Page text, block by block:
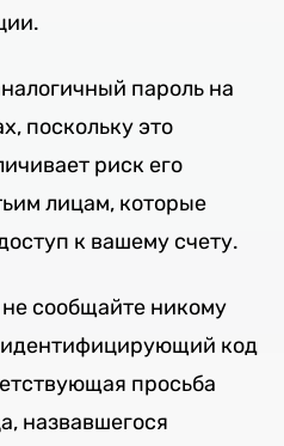
пароль на
поскольку это
риск его
лицам, которые
к вашему счету.
сообщайте никому
код
просьба
назвавшегося